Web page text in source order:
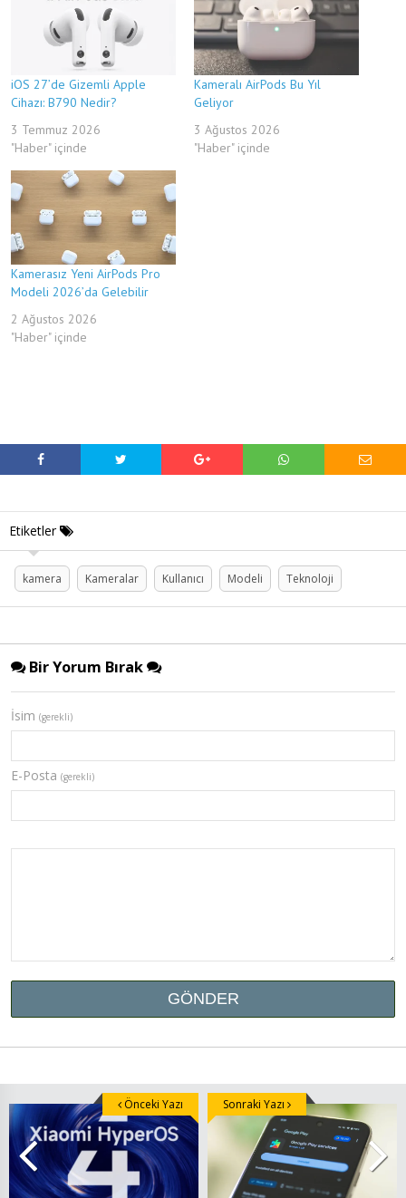
iOS 27’de Gizemli Apple
Cihazı: B790 Nedir?
3 Temmuz 2026
"Haber" içinde
Kameralı AirPods Bu Yıl
Geliyor
3 Ağustos 2026
"Haber" içinde
Kamerasız Yeni AirPods Pro
Modeli 2026’da Gelebilir
2 Ağustos 2026
"Haber" içinde
Etiketler
kamera Kameralar Kullanıcı Modeli Teknoloji
Bir Yorum Bırak
İsim (gerekli)
E-Posta (gerekli)
Önceki Yazı Sonraki Yazı